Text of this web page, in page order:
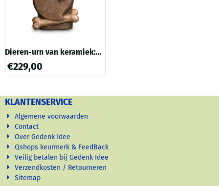
deze am...
Dieren-urn van keramiek:
Hart met pootafdruk
€229,00
KLANTENSERVICE
Algemene voorwaarden
Contact
Over Gedenk Idee
Qshops keurmerk & FeedBack
Veilig betalen bij Gedenk Idee
Verzendkosten / Retourneren
Sitemap